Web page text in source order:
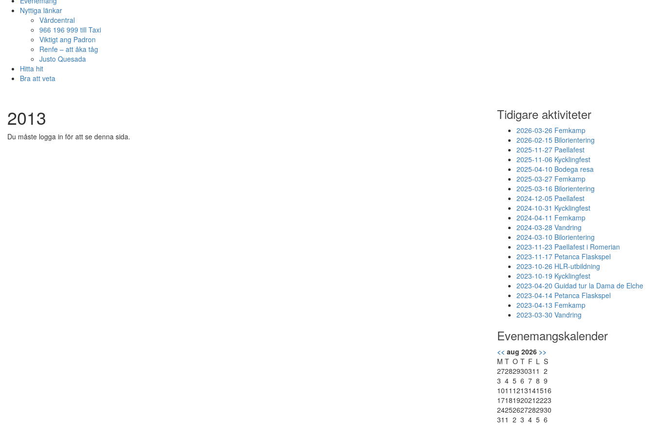
Nyttiga länkar
Vårdcentral
966 196 999 till Taxi
Viktigt ang Padron
Renfe – att åka tåg
Justo Quesada
Hitta hit
Bra att veta
2013
Du måste logga in för att se denna sida.
Tidigare aktiviteter
2026-03-26 Femkamp
2026-02-15 Bilorientering
2025-11-27 Paellafest
2025-11-06 Kycklingfest
2025-04-10 Bodega resa
2025-03-27 Femkamp
2025-03-16 Bilorientering
2024-12-05 Paellafest
2024-10-31 Kycklingfest
2024-04-11 Femkamp
2024-03-28 Vandring
2024-03-10 Bilorientering
2023-11-23 Paellafest i Romerian
2023-11-17 Petanca Flaskspel
2023-10-26 HLR-utbildning
2023-10-19 Kycklingfest
2023-04-20 Guidad tur la Dama de Elche
2023-04-14 Petanca Flaskspel
2023-04-13 Femkamp
2023-03-30 Vandring
Evenemangskalender
<< aug 2026 >>
M T O T F L S
2728293031 1 2
3 4 5 6 7 8 9
1011 1213141516
17181920212223
24252627282930
31 1 2 3 4 5 6